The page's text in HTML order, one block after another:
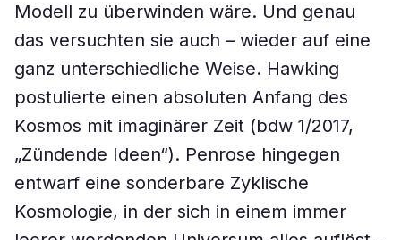
Modell zu überwinden wäre. Und genau
das versuchten sie auch – wieder auf eine
ganz unterschiedliche Weise. Hawking
postulierte einen absoluten Anfang des
Kosmos mit imaginärer Zeit (bdw 1/2017,
„Zündende Ideen“). Penrose hingegen
entwarf eine sonderbare Zyklische
Kosmologie, in der sich in einem immer